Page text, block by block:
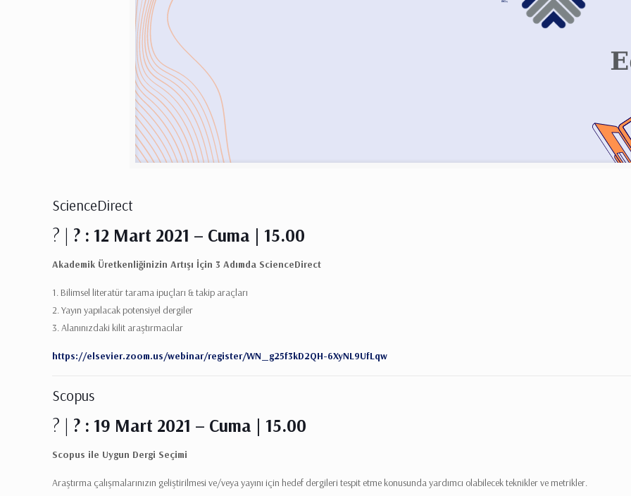
ScienceDirect
? | ? : 12 Mart 2021 – Cuma | 15.00
Akademik Üretkenliğinizin Artışı İçin 3 Adımda ScienceDirect
1. Bilimsel literatür tarama ipuçları & takip araçları
2. Yayın yapılacak potensiyel dergiler
3. Alanınızdaki kilit araştırmacılar
https://elsevier.zoom.us/webinar/register/WN_g25f3kD2QH-6XyNL9UfLqw
Scopus
? | ? : 19 Mart 2021 – Cuma | 15.00
Scopus ile Uygun Dergi Seçimi
Araştırma çalışmalarınızın geliştirilmesi ve/veya yayını için hedef dergileri tespit etme konusunda yardımcı olabilecek teknikler ve metrikler.